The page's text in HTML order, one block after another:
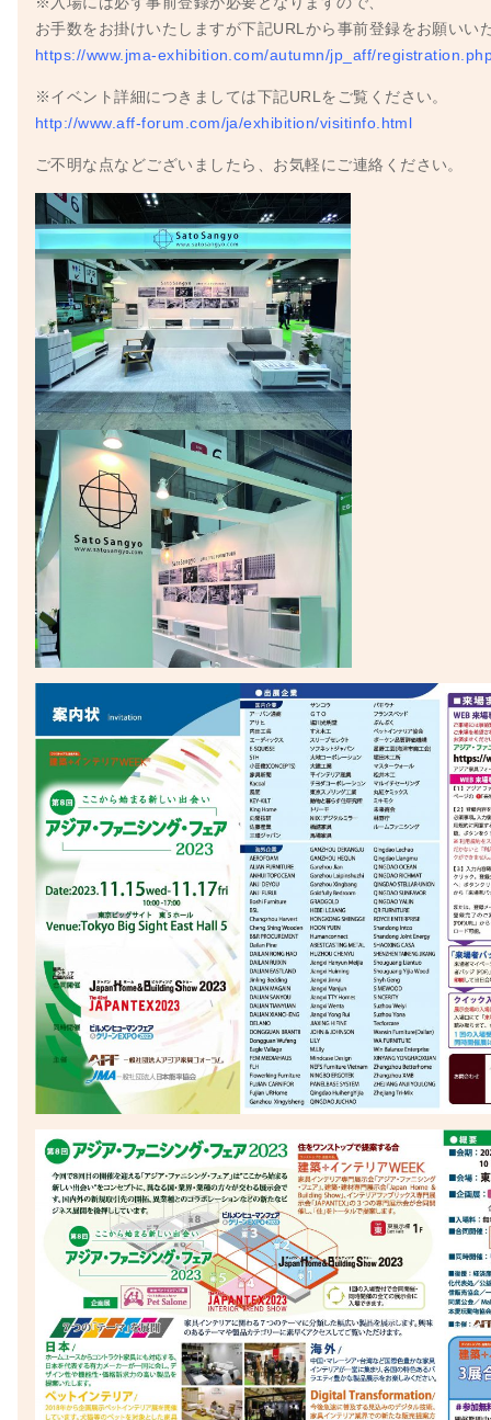
お手数をお掛けいたしますが下記URLから事前登録をお願いい
https://www.jma-exhibition.com/autumn/jp_aff/
※イベント詳細につきましては下記URLをご覧ください。
http://www.aff-forum.com/ja/exhibition/visitinfo.html
ご不明な点などございましたら、お気軽にご連絡ください。